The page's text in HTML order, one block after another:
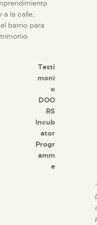
a la calle,
barrio para
Testi
moni
o
DOO
RS
Incub
ator
Progr
amm
e